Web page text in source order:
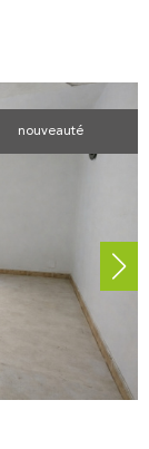
nouveauté